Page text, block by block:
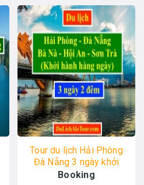
Tour du lịch Hải Phòng
Đà Nẵng 3 ngày khởi
hành hàng ngày,
Booking